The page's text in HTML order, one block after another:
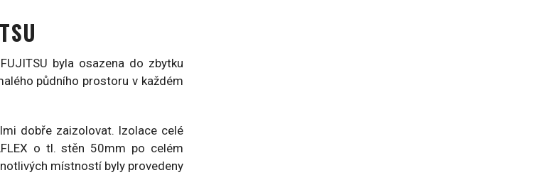
byla osazena do zbytku
půdního prostoru v každém
dobře zaizolovat. Izolace celé
o tl. stěn 50mm po celém
místností byly provedeny